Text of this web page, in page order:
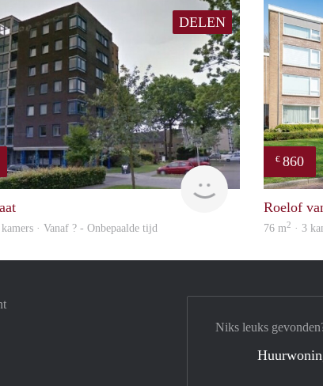
DELEN
kamers · Vanaf ? - Onbepaalde tijd
€ 860
Roelof
76 m2 · 3
Niks leuks